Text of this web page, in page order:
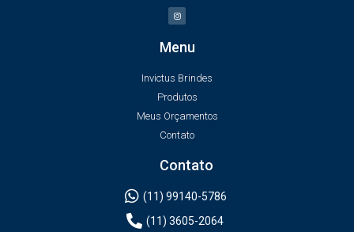
Menu
Invictus Brindes
Produtos
Meus Orçamentos
Contato
Contato
(11) 99140-5786
(11) 3605-2064